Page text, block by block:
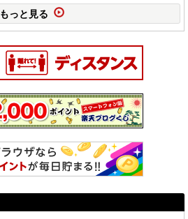
もっと見る